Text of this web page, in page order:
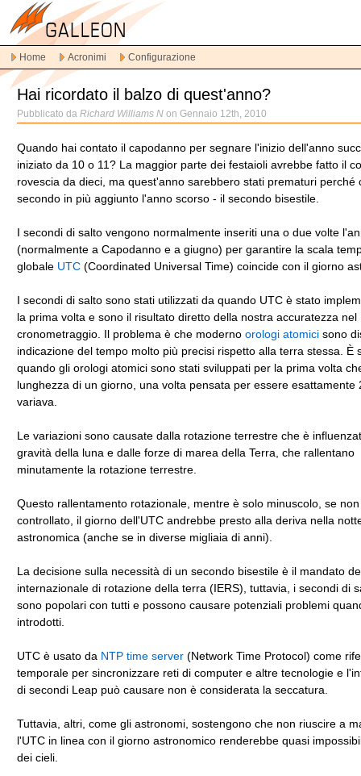
alla
navigazione
principale
Vai
contenuto
principale
contenuto
secondario
Home Acronimi Configurazione
Hai ricordato il balzo di quest'anno?
Pubblicato da Richard Williams N on Gennaio 12th, 2010
Quando hai contato il capodanno per segnare l'inizio dell'anno
iniziato da 10 o 11? La maggior parte dei festaioli avrebbe fatto il
rovescia da dieci, ma quest'anno sarebbero stati prematuri perché
secondo in più aggiunto l'anno scorso - il secondo bisestile.
I secondi di salto vengono normalmente inseriti una o due volte
(normalmente a Capodanno e a giugno) per garantire la scala
globale UTC (Coordinated Universal Time) coincide con il giorno
I secondi di salto sono stati utilizzati da quando UTC è stato
la prima volta e sono il risultato diretto della nostra accuratezza nel
cronometraggio. Il problema è che moderno orologi atomici sono
indicazione del tempo molto più precisi rispetto alla terra stessa. È
quando gli orologi atomici sono stati sviluppati per la prima volta
lunghezza di un giorno, una volta pensata per essere esattamente
variava.
Le variazioni sono causate dalla rotazione terrestre che è
gravità della luna e dalle forze di marea della Terra, che rallentano
minutamente la rotazione terrestre.
Questo rallentamento rotazionale, mentre è solo minuscolo, se
controllato, il giorno dell'UTC andrebbe presto alla deriva nella
astronomica (anche se in diverse migliaia di anni).
La decisione sulla necessità di un secondo bisestile è il mandato
internazionale di rotazione della terra (IERS), tuttavia, i secondi di
sono popolari con tutti e possono causare potenziali problemi
introdotti.
UTC è usato da NTP time server (Network Time Protocol) come
temporale per sincronizzare reti di computer e altre tecnologie e
di secondi Leap può causare non è considerata la seccatura.
Tuttavia, altri, come gli astronomi, sostengono che non riuscire a
l'UTC in linea con il giorno astronomico renderebbe quasi
dei cieli.